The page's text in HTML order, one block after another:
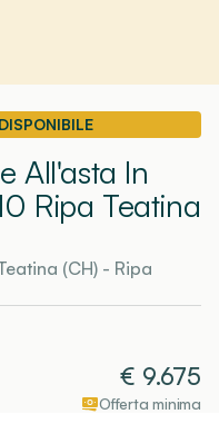
All'asta In
Ripa Teatina
(CH) - Ripa
€ 9.675
Offerta minima